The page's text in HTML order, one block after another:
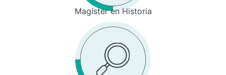
Magíster en Historia